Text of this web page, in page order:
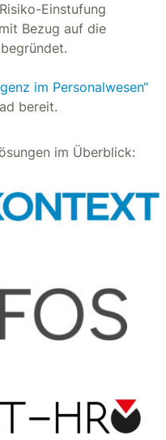
Einstufung
Bezug auf die
im Personalwesen“
bereit.
im Überblick: